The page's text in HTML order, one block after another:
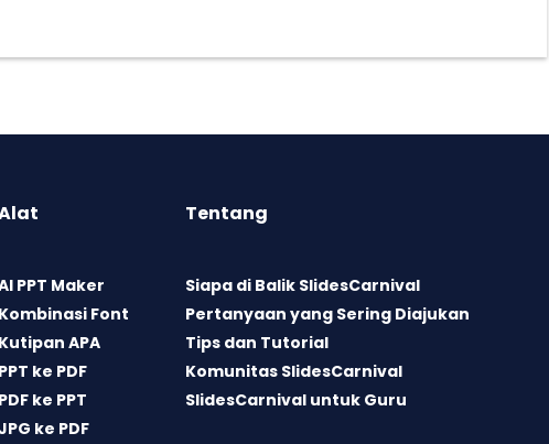
PPT Maker
Kombinasi Font
Kutipan APA
PPT ke PDF
PDF ke PPT
ke PDF
Tentang
Siapa di Balik SlidesCarnival
Pertanyaan yang Sering Diajukan
Tips dan Tutorial
Komunitas SlidesCarnival
SlidesCarnival untuk Guru